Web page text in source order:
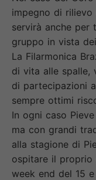
impegno di rilievo
servirà anche per
gruppo in vista
La Filarmonica
di vita alle spalle,
di partecipazioni
sempre ottimi
In ogni caso
ma con grandi
alla stagione di
ospitare il proprio
week end del 15